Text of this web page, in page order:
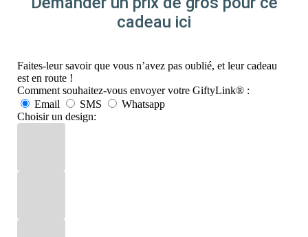
cadeau ici
Faites-leur savoir que vous n’avez pas oublié, et leur cadeau
est en route !
Comment souhaitez-vous envoyer votre GiftyLink® :
Email
SMS
Whatsapp
Choisir un design: